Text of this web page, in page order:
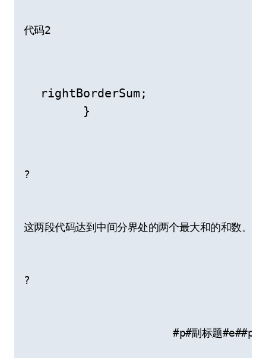
代码2
rightBorderSum;
       }
?
这两段代码达到中间分界处的两个最大和的和数。
?
#p#副标题#e##p#